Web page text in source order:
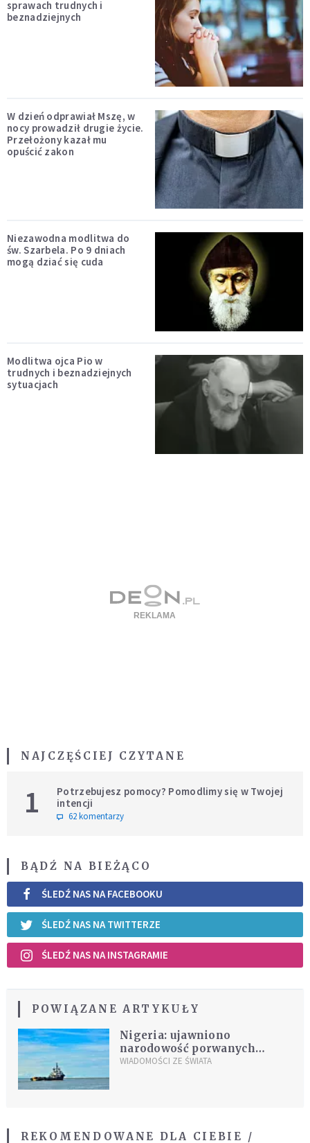
sprawach trudnych i
beznadziejnych
W dzień odprawiał Mszę, w
nocy prowadził drugie życie.
Przełożony kazał mu
opuścić zakon
Niezawodna modlitwa do
św. Szarbela. Po 9 dniach
mogą dziać się cuda
Modlitwa ojca Pio w
trudnych i beznadziejnych
sytuacjach
NAJCZĘŚCIEJ CZYTANE
1
Potrzebujesz pomocy? Pomodlimy się w Twojej
intencji
62 komentarzy
BĄDŹ NA BIEŻĄCO
ŚLEDŹ NAS NA FACEBOOKU
ŚLEDŹ NAS NA TWITTERZE
ŚLEDŹ NAS NA INSTAGRAMIE
POWIĄZANE ARTYKUŁY
Nigeria: ujawniono
narodowość porwanych
członków załogi
WIADOMOŚCI ZE ŚWIATA
REKOMENDOWANE DLA CIEBIE /